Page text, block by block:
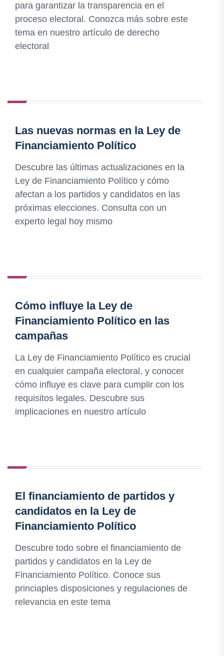
para garantizar la transparencia en el
proceso electoral. Conozca más sobre este
tema en nuestro artículo de derecho
electoral
Las nuevas normas en la Ley de
Financiamiento Político
Descubre las últimas actualizaciones en la
Ley de Financiamiento Político y cómo
afectan a los partidos y candidatos en las
próximas elecciones. Consulta con un
experto legal hoy mismo
Cómo influye la Ley de
Financiamiento Político en las
campañas
La Ley de Financiamiento Político es crucial
en cualquier campaña electoral, y conocer
cómo influye es clave para cumplir con los
requisitos legales. Descubre sus
implicaciones en nuestro artículo
El financiamiento de partidos y
candidatos en la Ley de
Financiamiento Político
Descubre todo sobre el financiamiento de
partidos y candidatos en la Ley de
Financiamiento Político. Conoce sus
princiaples disposiciones y regulaciones de
relevancia en este tema